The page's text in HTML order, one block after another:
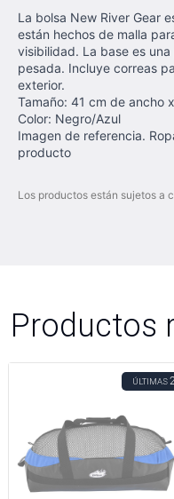
La bolsa New River Gear
están hechos de malla
visibilidad. La base es
pesada. Incluye correas
exterior.
Tamaño: 41 cm de ancho
Color: Negro/Azul
Imagen de referencia.
producto
Los productos están sujetos a
Productos
ÚLTIMAS